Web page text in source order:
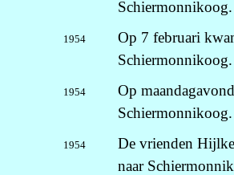
Schiermonnikoog.
1954
Op 7 februari
Schiermonnikoog.
1954
Op
Schiermonnikoog.
1954
De vrienden
naar